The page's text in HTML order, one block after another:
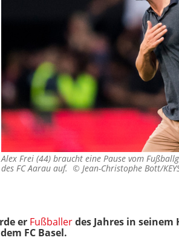
Alex Frei (44) braucht eine Pause vom
des FC Aarau auf. © Jean-Christophe Bott/
er Fußballerdes Jahres in
FC Basel.